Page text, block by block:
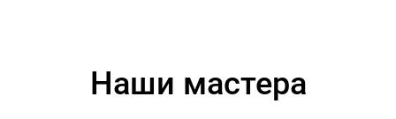
Наши мастера